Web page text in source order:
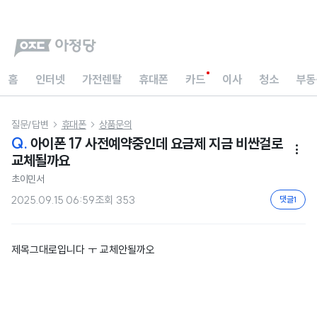
홈 인터넷 가전렌탈 휴대폰 카드 이사 청소 부
질문/답변  휴대폰  상품문의
Q. 아이폰 17 사전예약중인데 요금제 지금 비싼걸로
교체될까요

초이민서
2025.09.15 06:59조회 353 댓글1
제목그대로입니다 ㅜ 교체안될까오